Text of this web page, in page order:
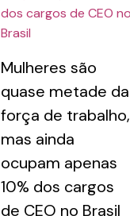
Mulheres são
quase metade da
força de trabalho,
mas ainda
ocupam apenas
10% dos cargos
de CEO no Brasil